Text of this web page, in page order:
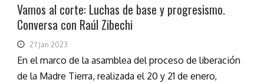
Vamos al corte: Luchas de base y progresismo.
Conversa con Raúl Zibechi
27 Jan 2023
En el marco de la asamblea del proceso de liberación
de la Madre Tierra, realizada el 20 y 21 de enero,